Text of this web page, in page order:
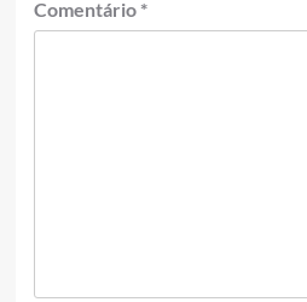
Comentário *